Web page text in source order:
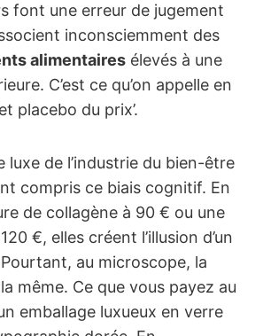
font une erreur de jugement
inconsciemment des
alimentaires élevés à une
C’est ce qu’on appelle en
placebo du prix’.
luxe de l’industrie du bien-être
compris ce biais cognitif. En
de collagène à 90 € ou une
€, elles créent l’illusion d’un
au microscope, la
même. Ce que vous payez au
emballage luxueux en verre